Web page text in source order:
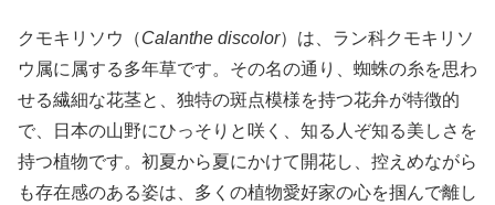
クモキリソウ（Calanthe discolor）は、ラン科クモキリソ
ウ属に属する多年草です。その名の通り、蜘蛛の糸を思わ
せる繊細な花茎と、独特の斑点模様を持つ花弁が特徴的
で、日本の山野にひっそりと咲く、知る人ぞ知る美しさを
持つ植物です。初夏から夏にかけて開花し、控えめながら
も存在感のある姿は、多くの植物愛好家の心を掴んで離し